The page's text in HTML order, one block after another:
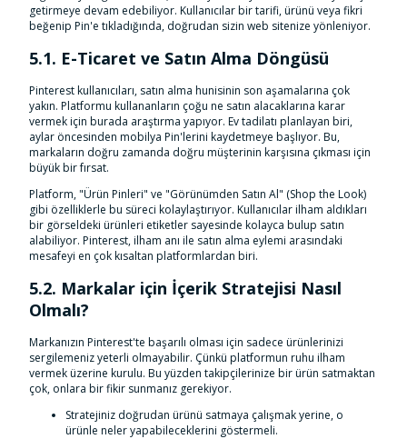
getirmeye devam edebiliyor. Kullanıcılar bir tarifi, ürünü veya fikri
beğenip Pin'e tıkladığında, doğrudan sizin web sitenize yönleniyor.
5.1. E-Ticaret ve Satın Alma Döngüsü
Pinterest kullanıcıları, satın alma hunisinin son aşamalarına çok
yakın. Platformu kullananların çoğu ne satın alacaklarına karar
vermek için burada araştırma yapıyor. Ev tadilatı planlayan biri,
aylar öncesinden mobilya Pin'lerini kaydetmeye başlıyor. Bu,
markaların doğru zamanda doğru müşterinin karşısına çıkması için
büyük bir fırsat.
Platform, "Ürün Pinleri" ve "Görünümden Satın Al" (Shop the Look)
gibi özelliklerle bu süreci kolaylaştırıyor. Kullanıcılar ilham aldıkları
bir görseldeki ürünleri etiketler sayesinde kolayca bulup satın
alabiliyor. Pinterest, ilham anı ile satın alma eylemi arasındaki
mesafeyi en çok kısaltan platformlardan biri.
5.2. Markalar için İçerik Stratejisi Nasıl
Olmalı?
Markanızın Pinterest'te başarılı olması için sadece ürünlerinizi
sergilemeniz yeterli olmayabilir. Çünkü platformun ruhu ilham
vermek üzerine kurulu. Bu yüzden takipçilerinize bir ürün satmaktan
çok, onlara bir fikir sunmanız gerekiyor.
Stratejiniz doğrudan ürünü satmaya çalışmak yerine, o
ürünle neler yapabileceklerini göstermeli.